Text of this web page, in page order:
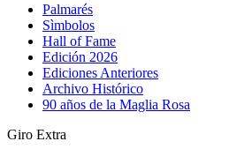
Palmarés
Sìmbolos
Hall of Fame
Edición 2026
Ediciones Anteriores
Archivo Histórico
90 años de la Maglia Rosa
Giro Extra